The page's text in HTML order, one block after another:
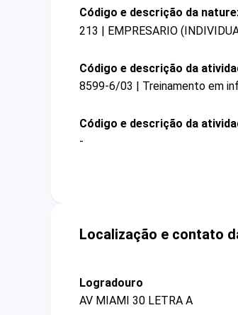
Código e descrição da
213 | EMPRESARIO
Código e descrição da
8599-6/03 | Treinamento em
Código e descrição da
-
Localização e contato
Logradouro
AV MIAMI 30 LETRA A